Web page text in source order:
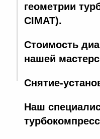
геометрии
CIMAT).
Стоимость
нашей
Снятие-
Наш